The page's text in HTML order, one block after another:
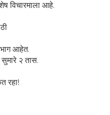
विचारमाला आहे.
आहेत.
२ तास.
रहा!